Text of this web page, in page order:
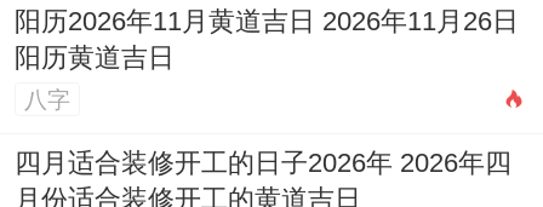
阳历2026年11月黄道吉日 2026年11月26日
阳历黄道吉日
八字
四月适合装修开工的日子2026年 2026年四
月份适合装修开工的黄道吉日